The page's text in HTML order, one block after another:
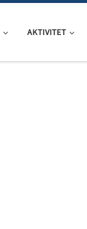
AKTIVITET